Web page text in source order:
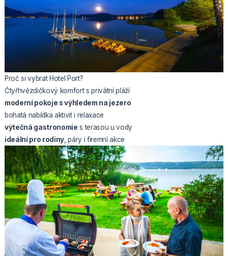
Proč si vybrat Hotel Port?
Čtyřhvězdičkový komfort s privátní pláží
moderní pokoje s výhledem na jezero
bohatá nabídka aktivit i relaxace
výtečná gastronomie s terasou u vody
ideální pro rodiny, páry i firemní akce